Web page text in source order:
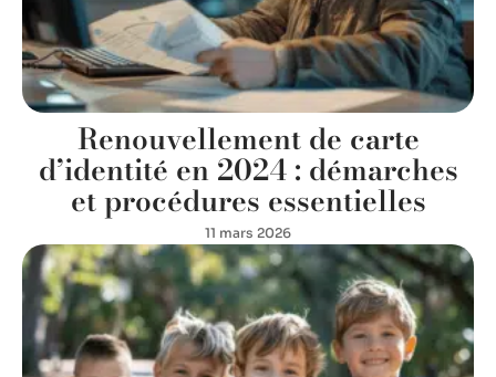
Renouvellement de carte
d’identité en 2024 : démarches
et procédures essentielles
11 mars 2026